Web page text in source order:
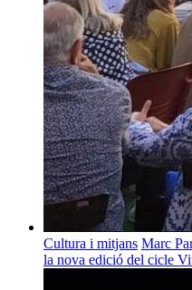
Cultura i mitjans Marc
la nova edició del cicle